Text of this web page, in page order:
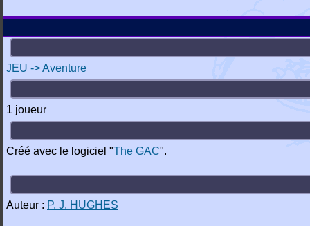
JEU -> Aventure
1 joueur
Créé avec le logiciel "The GAC".
Auteur : P. J. HUGHES